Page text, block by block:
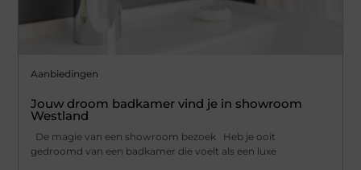
Aanbiedingen
Jouw droom badkamer vind je in showroom
Westland
De magie van een showroom bezoek Heb je ooit
gedroomd van een badkamer die voelt als een luxe